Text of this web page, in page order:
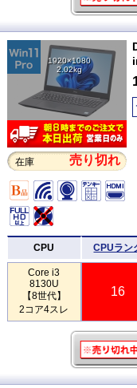
1920×1080
2.02kg
在庫 売り切れ
CPU CPUラン
Core i3
8130U
【8世代】
2コア4スレ
16